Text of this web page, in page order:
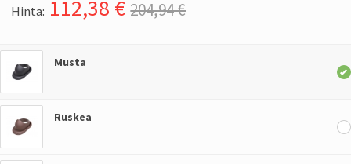
Hinta: 112,38 € 204,94 €
Musta
Ruskea